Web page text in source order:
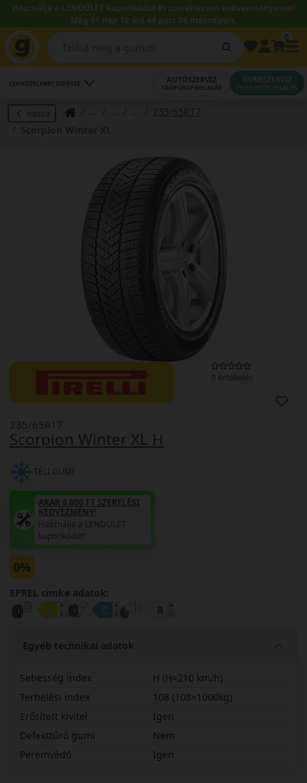
Használja a LENDÜLET kuponkódot és szereltessen kedvezményesen!
Még 51 nap 12 óra 44 perc 03 másodperc.
LEGKÖZELEBBI SZERVIZ AUTÓSZERVIZ
IDŐPONTFOGLALÁS
GUMISZERVIZ
IDŐPONTFOGLALÁS
Vissza
235/65R17
0 értékelés
Scorpion Winter XL H
235/65R17
TÉLI GUMI
AKÁR 6.000 FT SZERELÉSI
KEDVEZMÉNY!
Használja a LENDÜLET
kuponkódot!
0%
EPREL cimke adatok:
Egyéb technikai adatok
Sebesség index
H (H=210 km/h)
Terhelési index
108 (108=1000kg)
Erősített kivitel
Igen
Defekttűrő gumi
Nem
Peremvédő
Igen